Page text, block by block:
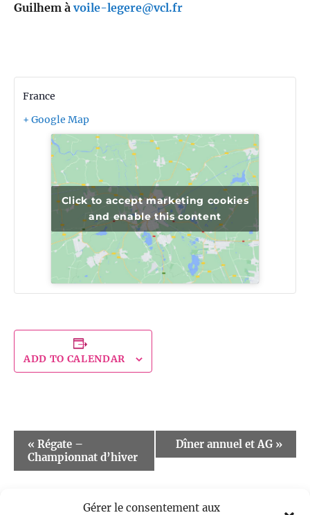
Gérer le consentement aux
Guilhem à voile-legere@vcl.fr
France
+ Google Map
Click to accept marketing cookies
and enable this content
ADD TO CALENDAR
Event
Navigation
« Régate –
Championnat d’hiver
Dîner annuel et AG »